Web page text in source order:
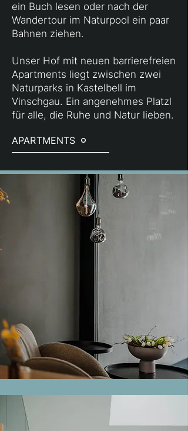
ein Buch lesen oder nach der
Wandertour im Naturpool ein paar
Bahnen ziehen.
Unser Hof mit neuen barrierefreien
Apartments liegt zwischen zwei
Naturparks in Kastelbell im
Vinschgau. Ein angenehmes Platzl
für alle, die Ruhe und Natur lieben.
APARTMENTS